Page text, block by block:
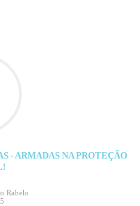
- ARMADAS NA PROTEÇÃO
Rabelo